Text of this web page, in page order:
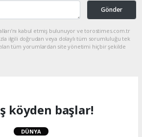
Gönder
kabul etmiş bulunuyor ve torostimes.com.tr
ilgili doğrudan veya dolaylı tüm sorumluluğu tek
tüm yorumlardan site yönetimi hiçbir şekilde
köyden başlar!
DÜNYA